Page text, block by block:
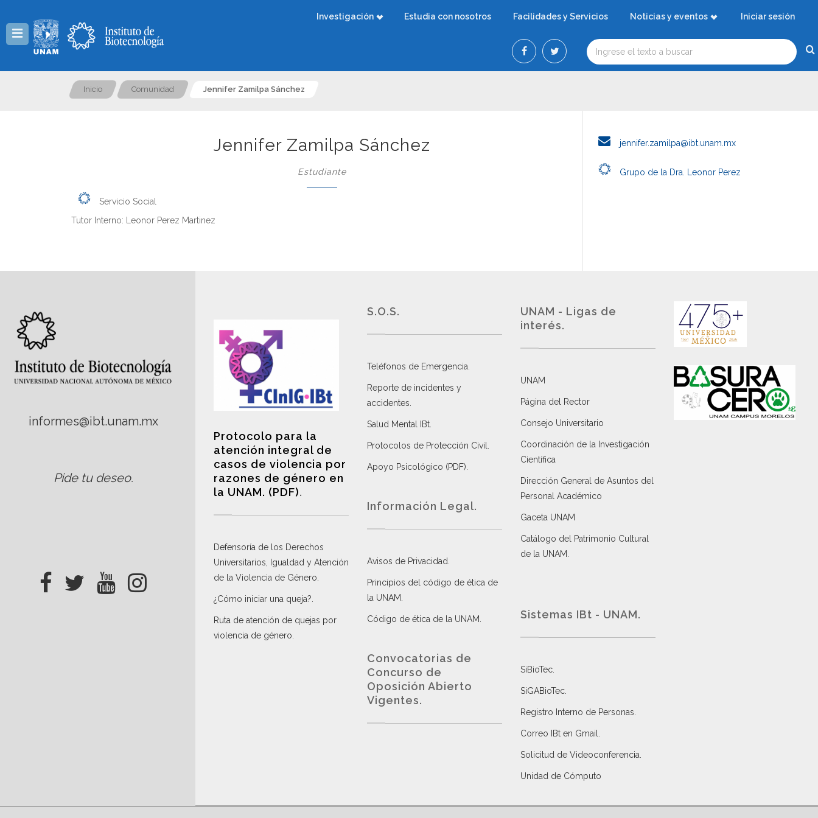
Investigación Estudia con nosotros Facilidades y Servicios Noticias y eventos Iniciar sesión
Inicio Comunidad Jennifer Zamilpa Sánchez
Jennifer Zamilpa Sánchez
Estudiante
Servicio Social
Tutor Interno: Leonor Perez Martinez
jennifer.zamilpa@ibt.unam.mx
Grupo de la Dra. Leonor Perez
informes@ibt.unam.mx
Pide tu deseo.
Protocolo para la
atención integral de
casos de violencia por
razones de género en
la UNAM. (PDF).
Defensoría de los Derechos
Universitarios, Igualdad y Atención
de la Violencia de Género
¿Cómo iniciar una queja?
Ruta de atención de quejas por
violencia de género
S.O.S.
Teléfonos de Emergencia.
Reporte de incidentes y
accidentes
Salud Mental IBt
Protocolos de Protección Civil
Apoyo Psicológico (PDF)
Información Legal.
Avisos de Privacidad
Principios del código de ética de
la UNAM
Código de ética de la UNAM
Convocatorias de
Concurso de
Oposición Abierto
Vigentes.
UNAM - Ligas de
interés.
UNAM
Página del Rector
Consejo Universitario
Coordinación de la Investigación
Científica
Dirección General de Asuntos del
Personal Académico
Gaceta UNAM
Catálogo del Patrimonio Cultural
de la UNAM.
Sistemas IBt - UNAM.
SiBioTec
SiGABioTec.
Registro Interno de Personas
Correo IBt en Gmail
Solicitud de Videoconferencia.
Unidad de Cómputo